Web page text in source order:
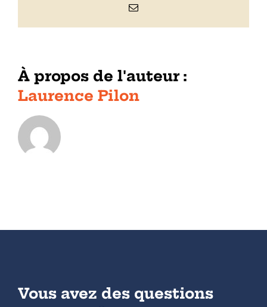
Email
À propos de l'auteur :
Laurence Pilon
Vous avez des questions